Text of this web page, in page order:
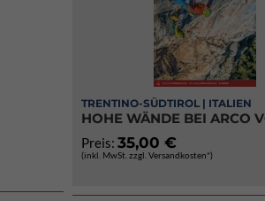
TRENTINO-SÜDTIROL | ITALIEN
HOHE WÄNDE BEI ARCO
Preis: 35,00 €
(inkl. MwSt. zzgl. Versandkosten*)